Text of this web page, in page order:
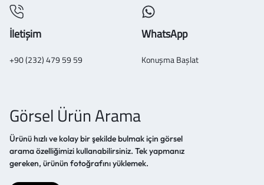
İletişim
+90 (232) 479 59 59
WhatsApp
Konuşma Başlat
Görsel Ürün Arama
Ürünü hızlı ve kolay bir şekilde bulmak için görsel
arama özelliğimizi kullanabilirsiniz. Tek yapmanız
gereken, ürünün fotoğrafını yüklemek.